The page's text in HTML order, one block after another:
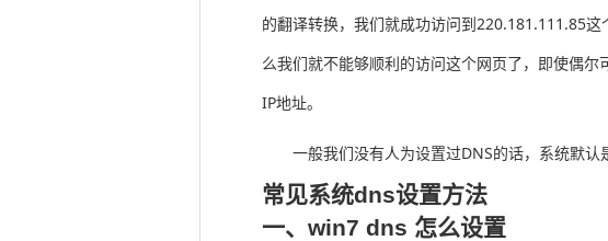
的翻译转换，我们就成功访问到220.181.111.85
么我们就不能够顺利的访问这个网页了，即使偶
IP地址。
一般我们没有人为设置过DNS的话，系统默认
常见系统dns设置方法
一、win7 dns 怎么设置